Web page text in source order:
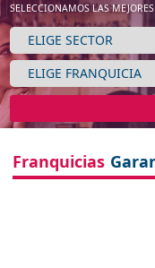
SELECCIONAMOS LAS
Franquicias